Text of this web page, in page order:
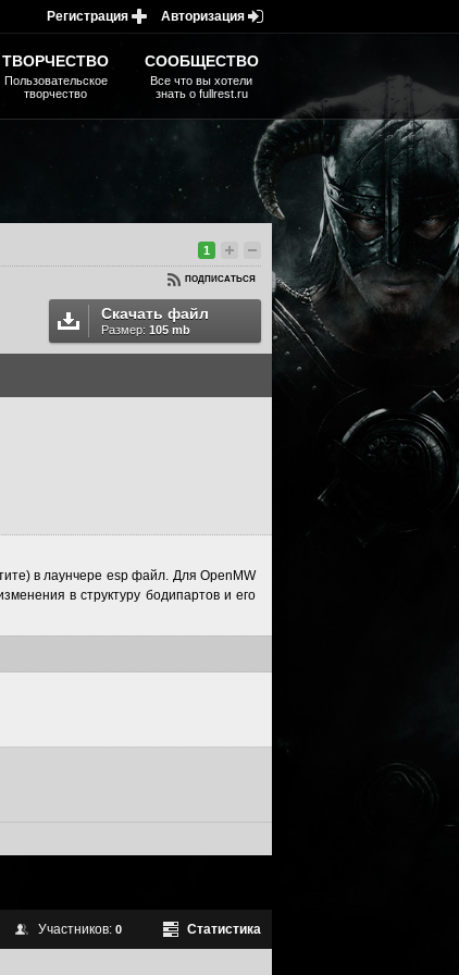
1
ПОДПИСАТЬСЯ
Скачать файл
Размер: 105 mb
в лаунчере esp файл. Для OpenMW
в структуру бодипартов и его
Участников: 0 Статистика
ТВОРЧЕСТВО
Пользовательское
творчество
СООБЩЕСТВО
Все что вы хотели
знать о fullrest.ru
Авторизация
Регистрация